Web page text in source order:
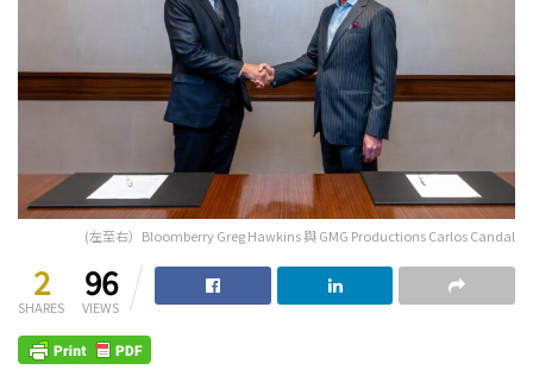
(左至右）Bloomberry Greg Hawkins 與 GMG Productions Carlos Candal
2
SHARES
96
VIEWS